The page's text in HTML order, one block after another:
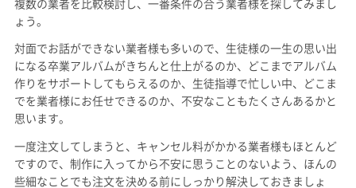
複数の業者を比較検討し、一番条件の合う業者様を探してみまし
ょう。
対面でお話ができない業者様も多いので、生徒様の一生の思い出
になる卒業アルバムがきちんと仕上がるのか、どこまでアルバム
作りをサポートしてもらえるのか、生徒指導で忙しい中、どこま
でを業者様にお任せできるのか、不安なこともたくさんあるかと
思います。
一度注文してしまうと、キャンセル料がかかる業者様もほとんど
ですので、制作に入ってから不安に思うことのないよう、ほんの
些細なことでも注文を決める前にしっかり解決しておきましょ